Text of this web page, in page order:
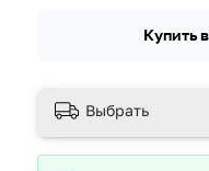
Купить
Выбрать